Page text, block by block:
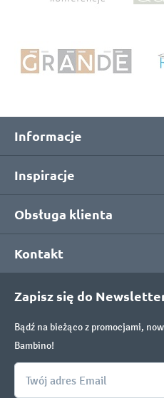
Informacje
Inspiracje
Obsługa klienta
Kontakt
Zapisz się do
Bądź na bieżąco z promocjami,
Bambino!